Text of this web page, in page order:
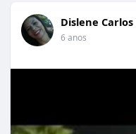
Dislene Carlos
6 anos